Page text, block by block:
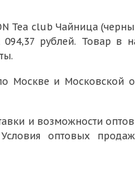
Tea club Чайница
рублей. Товар в
Москве и Московской
и возможности
оптовых